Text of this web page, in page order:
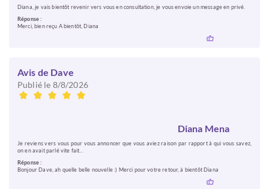
Diana, je vais bientôt revenir vers vous en consultation, je vous envoie un message en privé.
Réponse :
Merci, bien reçu A bientôt, Diana
Avis de Dave
Publié le 8/8/2026
Diana Mena
Je reviens vers vous pour vous annoncer que vous aviez raison par rapport à qui vous savez,
on en avait parlé vite fait...
Réponse :
Bonjour Dave, ah quelle belle nouvelle :) Merci pour votre retour, à bientôt Diana